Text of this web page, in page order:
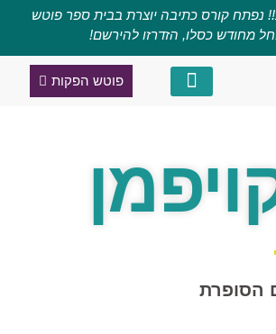
נפתח קורס כתיבה יוצרת בבית ספר פוטש
מחודש כסלו, הזדרזו להירשם!
פוטש הפקות
הסופרת